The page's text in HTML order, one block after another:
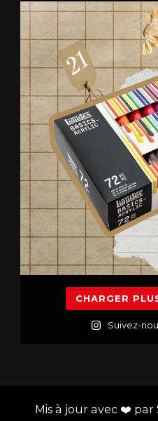
CHARGER
Suivez-
Mis à jour avec ❤️ par